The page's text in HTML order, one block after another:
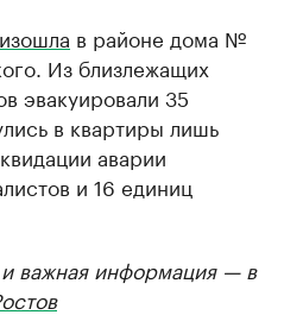
в районе дома №
Из близлежащих
эвакуировали 35
в квартиры лишь
аварии
и 16 единиц
важная информация — в